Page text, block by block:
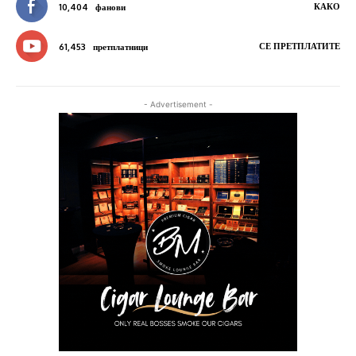
10,404 фанови КАКО
61,453 претплатници СЕ ПРЕТПЛАТИТЕ
- Advertisement -